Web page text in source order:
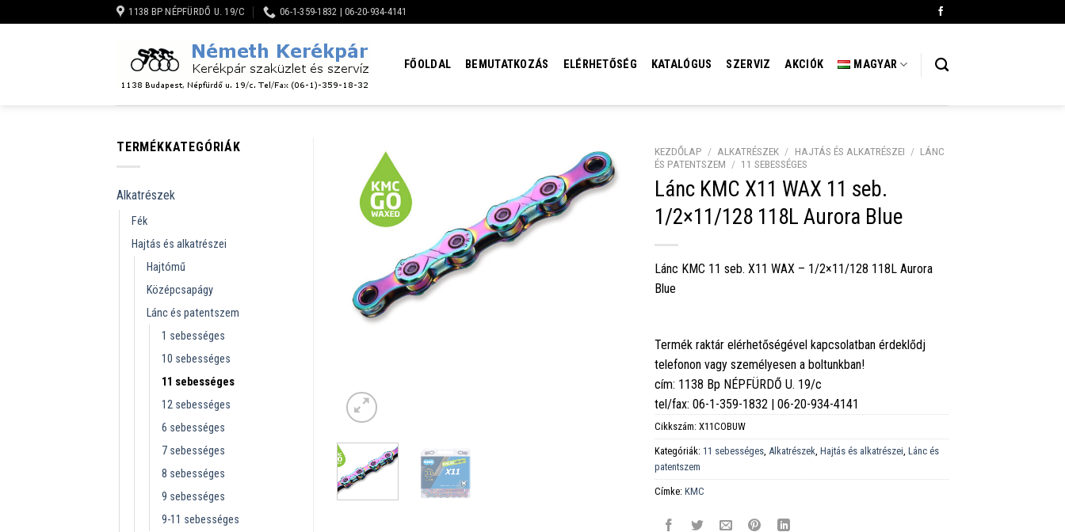
to
1138 BP NÉPFÜRDŐ U. 19/C 06-1-359-1832 | 06-20-934-4141
FŐOLDAL BEMUTATKOZÁS ELÉRHETŐSÉG KATALÓGUS SZERVIZ AKCIÓK MAGYAR
TERMÉKKATEGÓRIÁK
Alkatrészek
Fék
Hajtás és alkatrészei
Hajtómű
Középcsapágy
Lánc és patentszem
1 sebességes
10 sebességes
11 sebességes
12 sebességes
6 sebességes
7 sebességes
8 sebességes
9 sebességes
9-11 sebességes
KEZDŐLAP / ALKATRÉSZEK / HAJTÁS ÉS ALKATRÉSZEI / LÁNC
ÉS PATENTSZEM / 11 SEBESSÉGES
Lánc KMC X11 WAX 11 seb.
1/2×11/128 118L Aurora Blue
Lánc KMC 11 seb. X11 WAX – 1/2×11/128 118L Aurora
Blue
Termék raktár elérhetőségével kapcsolatban érdeklődj
telefonon vagy személyesen a boltunkban!
cím: 1138 Bp NÉPFÜRDŐ U. 19/c
tel/fax: 06-1-359-1832 | 06-20-934-4141
Cikkszám:X11COBUW
Kategóriák: 11 sebességes Alkatrészek ,Hajtás és alkatrészei ,Lánc és
patentszem
Címke:KMC